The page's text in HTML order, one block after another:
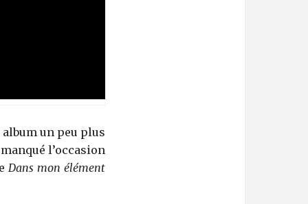
un peu plus
l’occasion
Dans mon élément